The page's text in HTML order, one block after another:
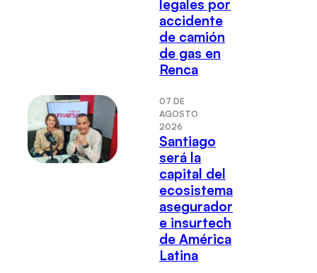
legales por
accidente
de camión
de gas en
Renca
07 DE
AGOSTO
2026
Santiago
será la
capital del
ecosistema
asegurador
e insurtech
de América
Latina